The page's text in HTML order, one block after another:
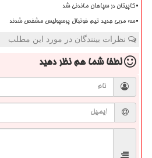
کاپیتان در سپاهان ماندنی شد
سه مربی جدید تیم فوتبال پرسپولیس مشخص شدند
نظرات بینندگان در مورد این مطلب
لطفا شما همنظر دهید